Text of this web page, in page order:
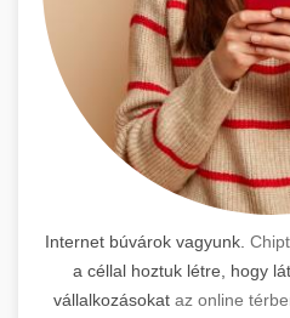
Internet búvárok vagyunk.
a céllal hoztuk létre, hogy
vállalkozásokat az online